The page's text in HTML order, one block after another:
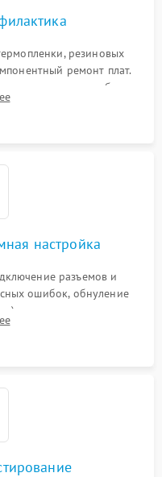
резиновых
ремонт плат.
контактов и линз блока
тонера и пыли.
настройка
разъемов и
ошибок, обнуление
или узла переноса,
калибровка аппарата.